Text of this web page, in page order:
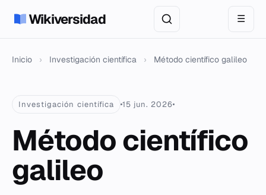
Wikiversidad ☰
Inicio › Investigación científica › Método científico galileo
Investigación científica 15 jun. 2026
Método científico
galileo